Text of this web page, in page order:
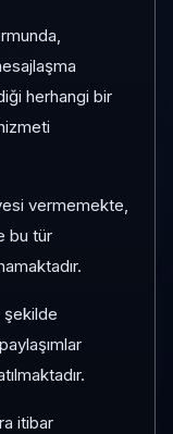
herhangi bir
vermemekte,
bu tür
şekilde
itibar